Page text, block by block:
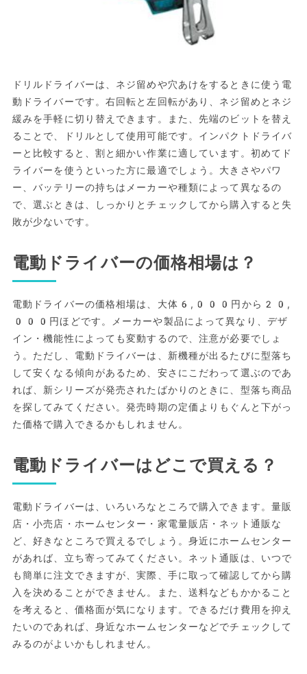
ドリルドライバーは、ネジ留めや穴あけをするときに使う電
動ドライバーです。右回転と左回転があり、ネジ留めとネジ
緩みを手軽に切り替えできます。また、先端のビットを替え
ることで、ドリルとして使用可能です。インパクトドライバ
ーと比較すると、割と細かい作業に適しています。初めてド
ライバーを使うといった方に最適でしょう。大きさやパワ
ー、バッテリーの持ちはメーカーや種類によって異なるの
で、選ぶときは、しっかりとチェックしてから購入すると失
敗が少ないです。
電動ドライバーの価格相場は？
電動ドライバーの価格相場は、大体6,000円から20,
000円ほどです。メーカーや製品によって異なり、デザ
イン・機能性によっても変動するので、注意が必要でしょ
う。ただし、電動ドライバーは、新機種が出るたびに型落ち
して安くなる傾向があるため、安さにこだわって選ぶのであ
れば、新シリーズが発売されたばかりのときに、型落ち商品
を探してみてください。発売時期の定価よりもぐんと下がっ
た価格で購入できるかもしれません。
電動ドライバーはどこで買える？
電動ドライバーは、いろいろなところで購入できます。量販
店・小売店・ホームセンター・家電量販店・ネット通販な
ど、好きなところで買えるでしょう。身近にホームセンター
があれば、立ち寄ってみてください。ネット通販は、いつで
も簡単に注文できますが、実際、手に取って確認してから購
入を決めることができません。また、送料などもかかること
を考えると、価格面が気になります。できるだけ費用を抑え
たいのであれば、身近なホームセンターなどでチェックして
みるのがよいかもしれません。